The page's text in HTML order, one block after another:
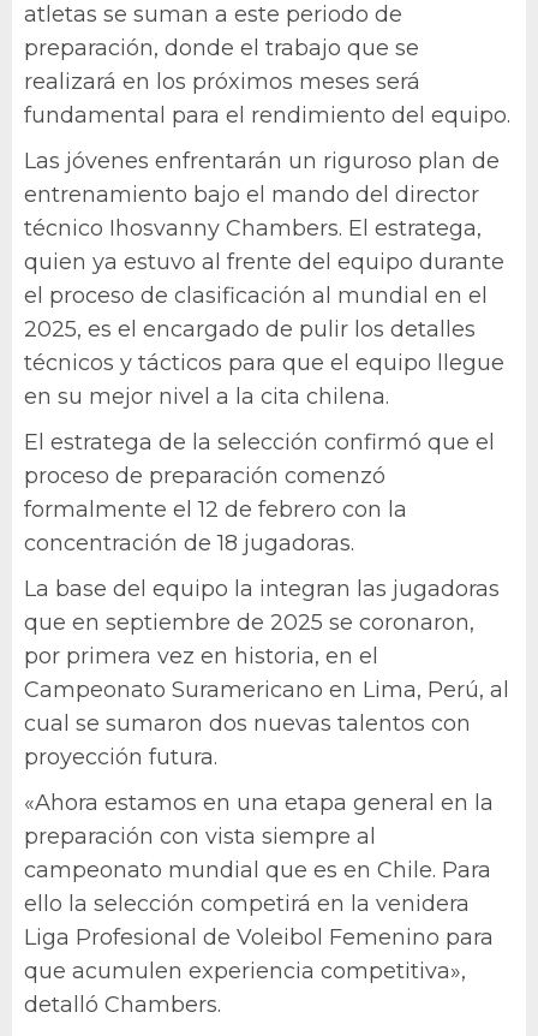
atletas se suman a este periodo de
preparación, donde el trabajo que se
realizará en los próximos meses será
fundamental para el rendimiento del equipo.
Las jóvenes enfrentarán un riguroso plan de
entrenamiento bajo el mando del director
técnico Ihosvanny Chambers. El estratega,
quien ya estuvo al frente del equipo durante
el proceso de clasificación al mundial en el
2025, es el encargado de pulir los detalles
técnicos y tácticos para que el equipo llegue
en su mejor nivel a la cita chilena.
El estratega de la selección confirmó que el
proceso de preparación comenzó
formalmente el 12 de febrero con la
concentración de 18 jugadoras.
La base del equipo la integran las jugadoras
que en septiembre de 2025 se coronaron,
por primera vez en historia, en el
Campeonato Suramericano en Lima, Perú, al
cual se sumaron dos nuevas talentos con
proyección futura.
«Ahora estamos en una etapa general en la
preparación con vista siempre al
campeonato mundial que es en Chile. Para
ello la selección competirá en la venidera
Liga Profesional de Voleibol Femenino para
que acumulen experiencia competitiva»,
detalló Chambers.